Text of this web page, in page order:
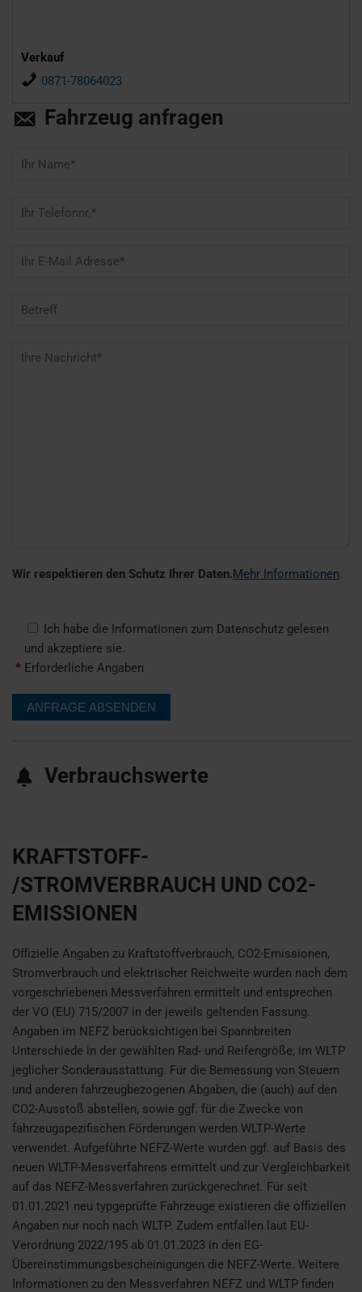
Verkauf
0871-78064023
Fahrzeug anfragen
Wir respektieren den Schutz Ihrer Daten.Mehr Informationen.
Ich habe die Informationen zum Datenschutz gelesen
und akzeptiere sie.
* Erforderliche Angaben
Verbrauchswerte
KRAFTSTOFF-
/STROMVERBRAUCH UND CO2-
EMISSIONEN
Offizielle Angaben zu Kraftstoffverbrauch, CO2-Emissionen,
Stromverbrauch und elektrischer Reichweite wurden nach dem
vorgeschriebenen Messverfahren ermittelt und entsprechen
der VO (EU) 715/2007 in der jeweils geltenden Fassung.
Angaben im NEFZ berücksichtigen bei Spannbreiten
Unterschiede in der gewählten Rad- und Reifengröße, im WLTP
jeglicher Sonderausstattung. Für die Bemessung von Steuern
und anderen fahrzeugbezogenen Abgaben, die (auch) auf den
CO2-Ausstoß abstellen, sowie ggf. für die Zwecke von
fahrzeugspezifischen Förderungen werden WLTP-Werte
verwendet. Aufgeführte NEFZ-Werte wurden ggf. auf Basis des
neuen WLTP-Messverfahrens ermittelt und zur Vergleichbarkeit
auf das NEFZ-Messverfahren zurückgerechnet. Für seit
01.01.2021 neu typgeprüfte Fahrzeuge existieren die offiziellen
Angaben nur noch nach WLTP. Zudem entfallen laut EU-
Verordnung 2022/195 ab 01.01.2023 in den EG-
Übereinstimmungsbescheinigungen die NEFZ-Werte. Weitere
Informationen zu den Messverfahren NEFZ und WLTP finden